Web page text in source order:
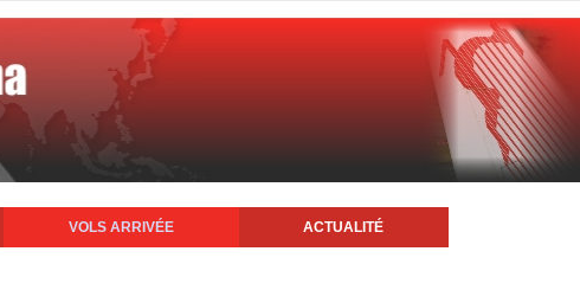
VOLS ARRIVÉE ACTUALITÉ